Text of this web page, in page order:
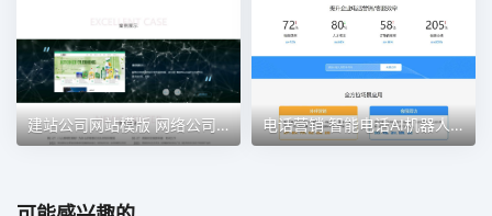
建站公司网站模版 网络公司 IT行业 电话营销 智能电话AI机器人语音软件网站模板